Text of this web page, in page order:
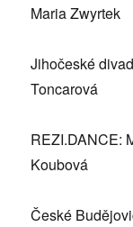
Maria Zwyrtek
Jihočeské
Toncarová
REZI.DANCE:
Koubová
České